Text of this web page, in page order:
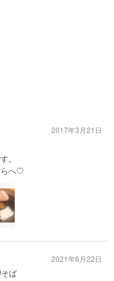
。
らへ♡
2017年3月21日
ば
2021年6月22日